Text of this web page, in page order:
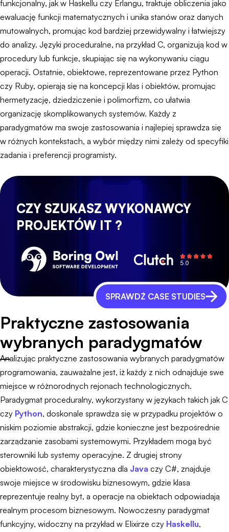
funkcjonalny, jak w Haskellu czy Erlangu, traktuje obliczenia jako
ewaluację funkcji matematycznych i unika stanów oraz danych
mutowalnych, promując kod bardziej przewidywalny i łatwiejszy
do analizy. Języki proceduralne, na przykład C, organizują kod w
procedury lub funkcje, skupiając się na wykonywaniu ciągu
operacji. Ostatnie, obiektowe, reprezentowane przez Python
czy Ruby, opierają się na koncepcji klas i obiektów, promując
hermetyzację, dziedziczenie i polimorfizm, co ułatwia
organizację skomplikowanych systemów. Każdy z
paradygmatów ma swoje zastosowania i najlepiej sprawdza się
w różnych kontekstach, a wybór między nimi zależy od specyfiki
zadania i preferencji programisty.
CZY SZUKASZ WYKONAWCY
PROJEKTÓW IT ?
SPRAWDŹ CASE STUDIES
Praktyczne zastosowania
wybranych paradygmatów
Analizując praktyczne zastosowania wybranych paradygmatów
programowania, zauważalne jest, iż każdy z nich odnajduje swe
miejsce w różnorodnych rejonach technologicznych.
Paradygmat proceduralny, wykorzystany w językach takich jak C
czy Python, doskonale sprawdza się w przypadku projektów o
niskim poziomie abstrakcji, gdzie konieczne jest bezpośrednie
zarządzanie zasobami systemowymi. Przykładem mogą być
sterowniki lub systemy operacyjne. Z drugiej strony
obiektowość, charakterystyczna dla Java czy C#, znajduje
swoje miejsce w środowisku biznesowym, gdzie klasa
reprezentuje realny byt, a operacje na obiektach odpowiadają
realnym procesom biznesowym. Nowoczesny paradygmat
funkcyjny, widoczny na przykład w Elixirze czy Haskellu,